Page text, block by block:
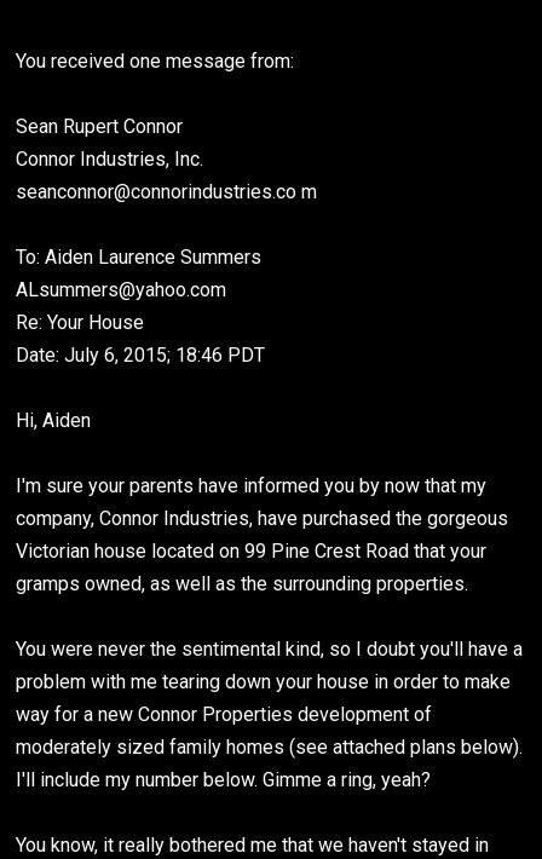
You received one message from:
Sean Rupert Connor
Connor Industries, Inc.
seanconnor@connorindustries.co m
To: Aiden Laurence Summers
ALsummers@yahoo.com
Re: Your House
Date: July 6, 2015; 18:46 PDT
Hi, Aiden
I'm sure your parents have informed you by now that my
company, Connor Industries, have purchased the gorgeous
Victorian house located on 99 Pine Crest Road that your
gramps owned, as well as the surrounding properties.
You were never the sentimental kind, so I doubt you'll have a
problem with me tearing down your house in order to make
way for a new Connor Properties development of
moderately sized family homes (see attached plans below).
I'll include my number below. Gimme a ring, yeah?
You know, it really bothered me that we haven't stayed in